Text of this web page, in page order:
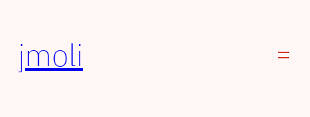
contenido
jmoli